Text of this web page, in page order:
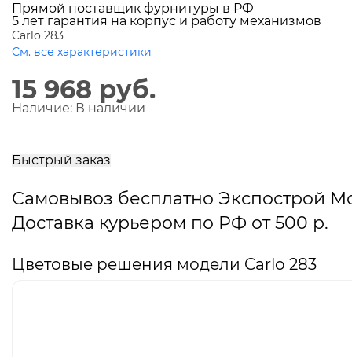
Прямой поставщик фурнитуры в РФ
5 лет гарантия на корпус и работу механизмов
Carlo 283
См. все характеристики
15 968 руб.
Наличие: В наличии
Быстрый заказ
Самовывоз бесплатно Экспострой
Доставка курьером по РФ от 500 р.
Цветовые решения модели Carlo 283